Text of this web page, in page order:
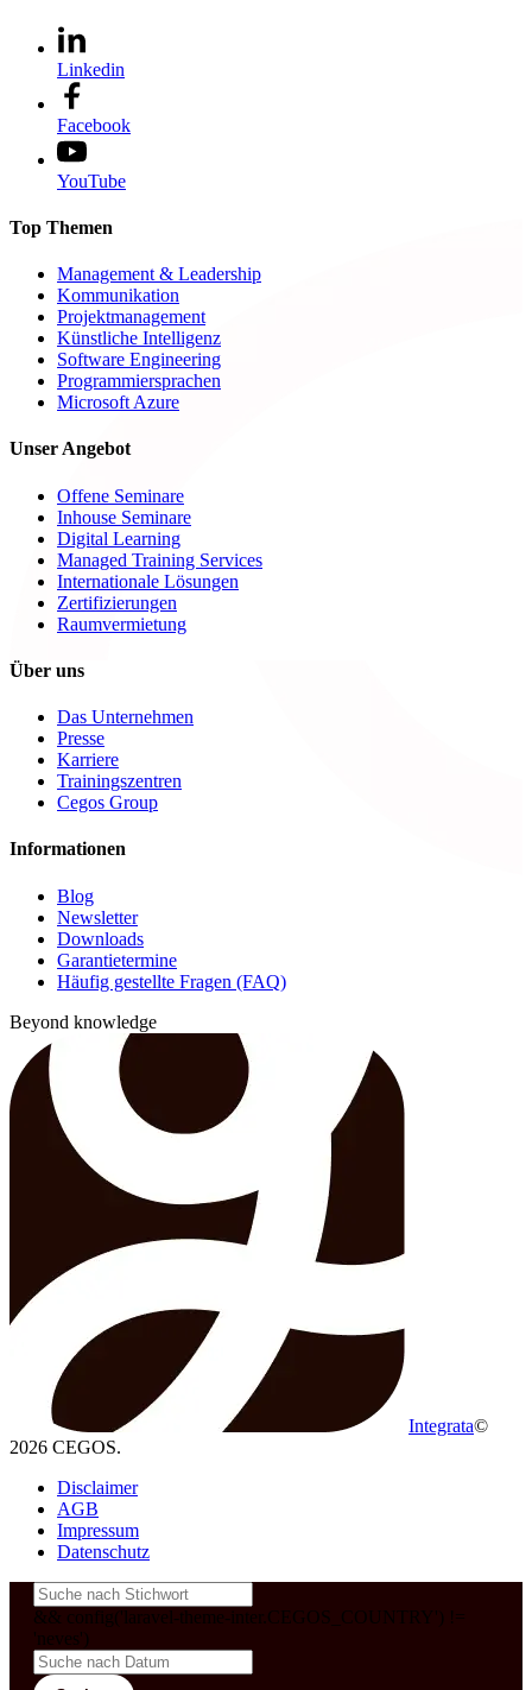
Linkedin
Facebook
YouTube
Top Themen
Management & Leadership
Kommunikation
Projektmanagement
Künstliche Intelligenz
Software Engineering
Programmiersprachen
Microsoft Azure
Unser Angebot
Offene Seminare
Inhouse Seminare
Digital Learning
Managed Training Services
Internationale Lösungen
Zertifizierungen
Raumvermietung
Über uns
Das Unternehmen
Presse
Karriere
Trainingszentren
Cegos Group
Informationen
Blog
Newsletter
Downloads
Garantietermine
Häufig gestellte Fragen (FAQ)
Beyond knowledge
Integrata©
2026 CEGOS.
Disclaimer
AGB
Impressum
Datenschutz
&& config('laravel-theme-inter.CEGOS_COUNTRY') !=
'neves')